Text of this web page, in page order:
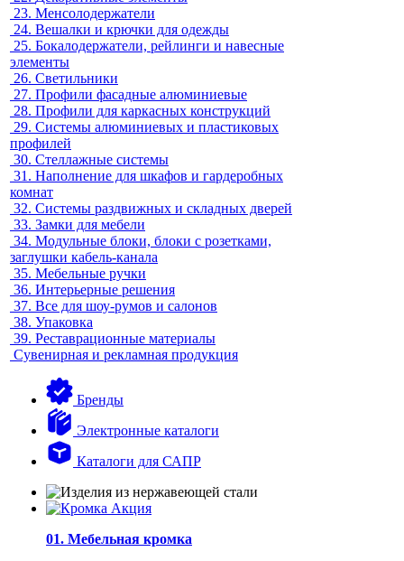
23. Менсолодержатели
24. Вешалки и крючки для одежды
25. Бокалодержатели, рейлинги и навесные
элементы
26. Светильники
27. Профили фасадные алюминиевые
28. Профили для каркасных конструкций
29. Системы алюминиевых и пластиковых
профилей
30. Стеллажные системы
31. Наполнение для шкафов и гардеробных
комнат
32. Системы раздвижных и складных дверей
33. Замки для мебели
34. Модульные блоки, блоки с розетками,
заглушки кабель-канала
35. Мебельные ручки
36. Интерьерные решения
37. Все для шоу-румов и салонов
38. Упаковка
39. Реставрационные материалы
Сувенирная и рекламная продукция
Бренды
Электронные каталоги
Каталоги для САПР
01. Мебельная кромка